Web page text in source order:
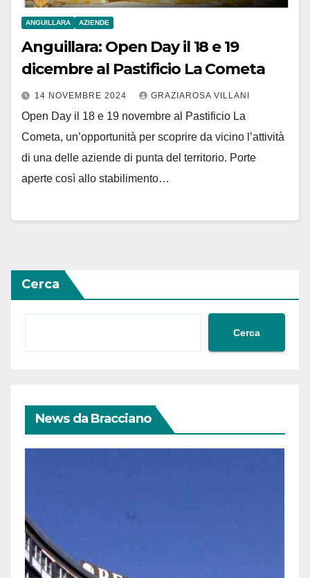
ANGUILLARA AZIENDE
Anguillara: Open Day il 18 e 19
dicembre al Pastificio La Cometa
14 NOVEMBRE 2024 GRAZIAROSA VILLANI
Open Day il 18 e 19 novembre al Pastificio La
Cometa, un’opportunità per scoprire da vicino l’attività
di una delle aziende di punta del territorio. Porte
aperte così allo stabilimento…
Cerca
Cerca
News da Bracciano